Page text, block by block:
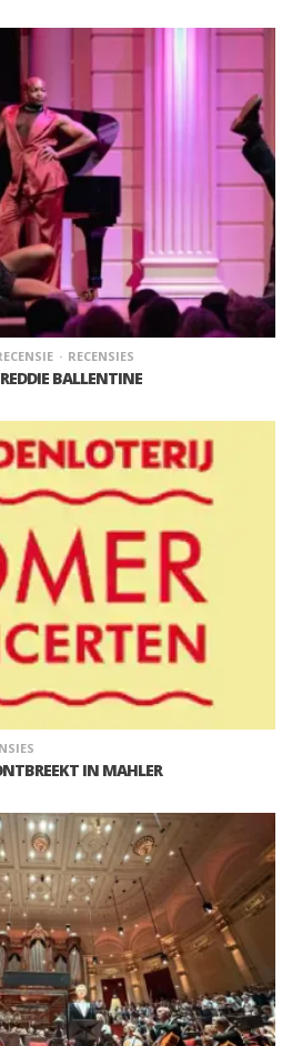
RECENSIES
BALLENTINE
IN MAHLER